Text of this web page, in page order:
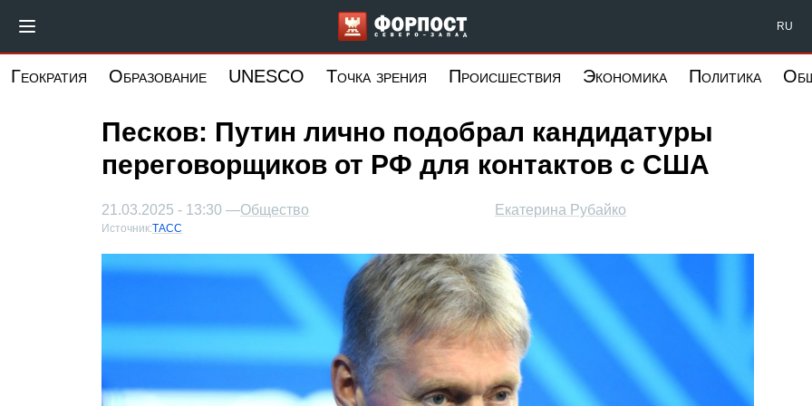
основному
Форпост Северо-Запад RU
Геократия Образование UNESCO Точка зрения Происшествия Экономика Политика
Песков: Путин лично подобрал кандидатуры
переговорщиков от РФ для контактов с США
Екатерина Рубайко
21.03.2025 - 13:30 —Общество
Источник:ТАСС